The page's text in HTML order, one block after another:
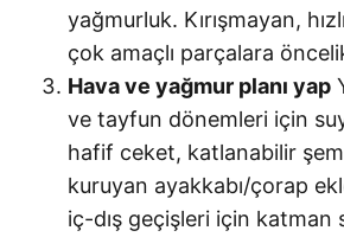
yağmurluk. Kırışmayan,
çok amaçlı parçalara
Hava ve yağmur planı yap
ve tayfun dönemleri için
hafif ceket, katlanabilir
kuruyan ayakkabı/çorap
iç-dış geçişleri için katman